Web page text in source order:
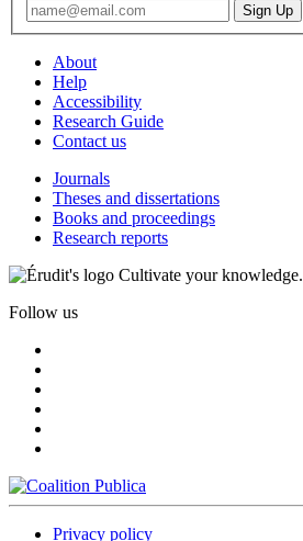
About
Help
Accessibility
Research Guide
Contact us
Journals
Theses and dissertations
Books and proceedings
Research reports
Cultivate your knowledge.
Follow us
Privacy policy